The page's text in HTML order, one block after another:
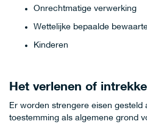
Onrechtmatige verwerking
Wettelijke bepaalde
Kinderen
Het verlenen of
Er worden strengere eisen gesteld
toestemming als algemene grond